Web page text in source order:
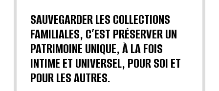
SAUVEGARDER LES COLLECTIONS
FAMILIALES, C’EST PRÉSERVER UN
PATRIMOINE UNIQUE, À LA FOIS
INTIME ET UNIVERSEL, POUR SOI ET
POUR LES AUTRES.